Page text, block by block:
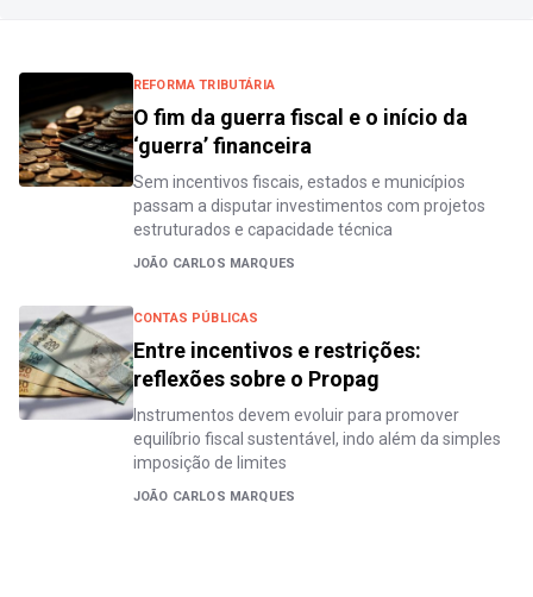
REFORMA TRIBUTÁRIA
O fim da guerra fiscal e o início da
‘guerra’ financeira
Sem incentivos fiscais, estados e municípios
passam a disputar investimentos com projetos
estruturados e capacidade técnica
JOÃO CARLOS MARQUES
CONTAS PÚBLICAS
Entre incentivos e restrições:
reflexões sobre o Propag
Instrumentos devem evoluir para promover
equilíbrio fiscal sustentável, indo além da simples
imposição de limites
JOÃO CARLOS MARQUES